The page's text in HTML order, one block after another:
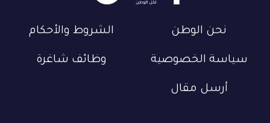
نحن الوطن الشروط والأحكام
سياسة الخصوصية وظائف شاغرة
أرسل مقال